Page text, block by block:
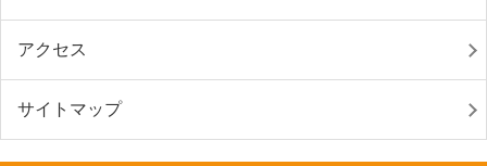
アクセス
サイトマップ